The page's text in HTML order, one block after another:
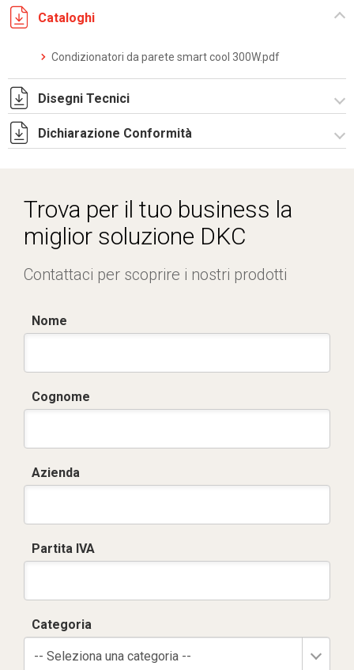
Cataloghi
Condizionatori da parete smart cool 300W.pdf
Disegni Tecnici
DF0055.pdf
ST0512.zip
Dichiarazione Conformità
Trova per il tuo business la
miglior soluzione DKC
Contattaci per scoprire i nostri prodotti
Nome
Cognome
Azienda
Partita IVA
Categoria
-- Seleziona una categoria --